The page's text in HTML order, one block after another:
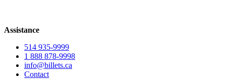
Assistance
514 935-9999
1 888 878-9998
info@billets.ca
Contact